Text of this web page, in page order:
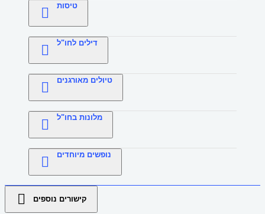
טיסות
דילים לחו"ל
טיולים מאורגנים
מלונות בחו"ל
נופשים מיוחדים
קישורים נוספים